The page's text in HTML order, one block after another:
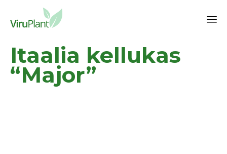
Itaalia kellukas
“Major”